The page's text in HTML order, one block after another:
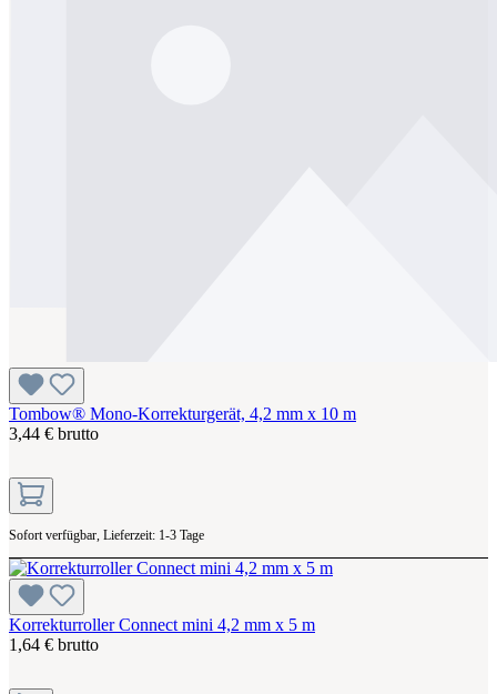
Tombow® Mono-Korrekturgerät, 4,2 mm x 10 m
3,44 € brutto
Sofort verfügbar, Lieferzeit: 1-3 Tage
Korrekturroller Connect mini 4,2 mm x 5 m
1,64 € brutto